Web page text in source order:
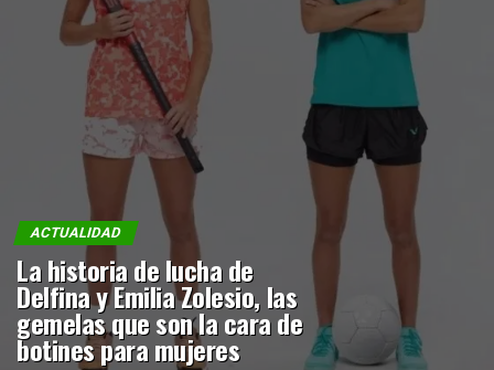
ACTUALIDAD
La historia de lucha de
Delfina y Emilia Zolesio, las
gemelas que son la cara de
botines para mujeres